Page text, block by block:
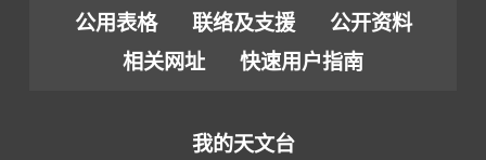
公用表格 联络及支援
公开资料
相关网址
快速用户指南
我的天文台